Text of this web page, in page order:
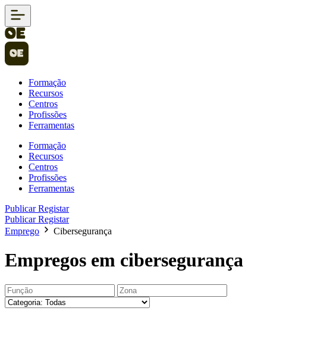
Formação
Recursos
Centros
Profissões
Ferramentas
Formação
Recursos
Centros
Profissões
Ferramentas
PublicarRegistar
PublicarRegistar
Emprego
Cibersegurança
Empregos em cibersegurança